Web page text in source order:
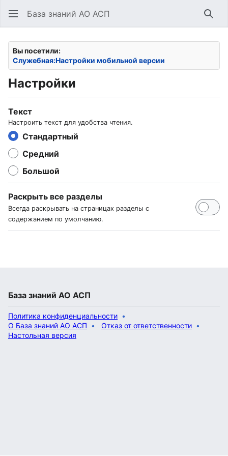
База знаний АО АСП
Вы посетили:
Служебная:Настройки мобильной версии
Настройки
Текст
Настроить текст для удобства чтения.
Стандартный
Средний
Большой
Раскрыть все разделы
Всегда раскрывать на страницах разделы с
содержанием по умолчанию.
База знаний АО АСП
Политика конфиденциальности
О База знаний АО АСП
Отказ от ответственности
Настольная версия